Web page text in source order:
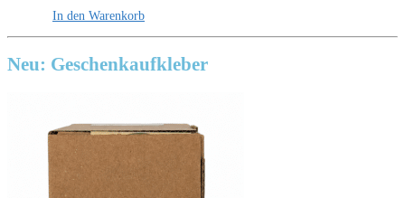
In den Warenkorb
Neu: Geschenkaufkleber